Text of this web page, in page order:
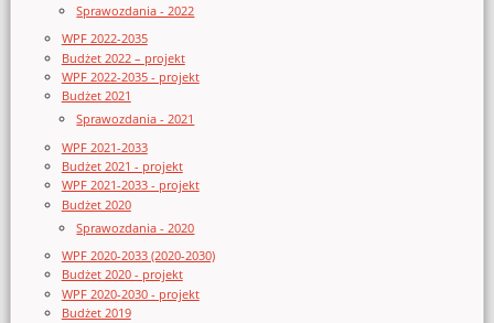
Sprawozdania - 2022
WPF 2022-2035
Budżet 2022 – projekt
WPF 2022-2035 - projekt
Budżet 2021
Sprawozdania - 2021
WPF 2021-2033
Budżet 2021 - projekt
WPF 2021-2033 - projekt
Budżet 2020
Sprawozdania - 2020
WPF 2020-2033 (2020-2030)
Budżet 2020 - projekt
WPF 2020-2030 - projekt
Budżet 2019